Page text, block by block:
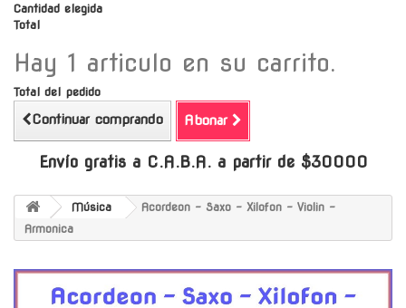
Cantidad elegida
Total
Hay 1 articulo en su carrito.
Total del pedido
Continuar comprando Abonar
Envío gratis a C.A.B.A. a partir de $30000
Música
Acordeon - Saxo - Xilofon - Violin -
Armonica